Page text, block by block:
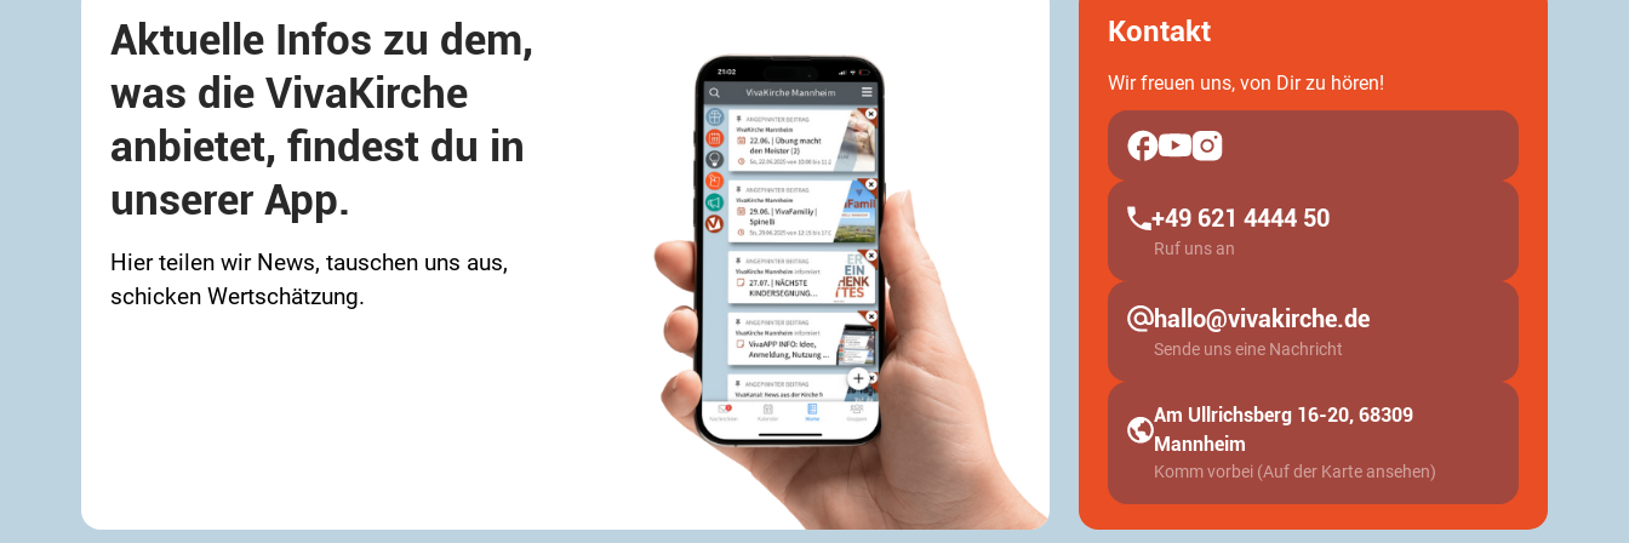
Aktuelle Infos zu dem,
was die VivaKirche
anbietet, findest du in
unserer App.
Hier teilen wir News, tauschen uns aus,
schicken Wertschätzung.
Kontakt
Wir freuen uns, von Dir zu hören!
+49 621 4444 50
Ruf uns an
hallo@vivakirche.de
Sende uns eine Nachricht
Am Ullrichsberg 16-20, 68309
Mannheim
Komm vorbei (Auf der Karte ansehen)